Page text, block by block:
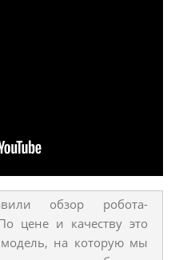
обзор робота-
цене и качеству это
модель, на которую мы